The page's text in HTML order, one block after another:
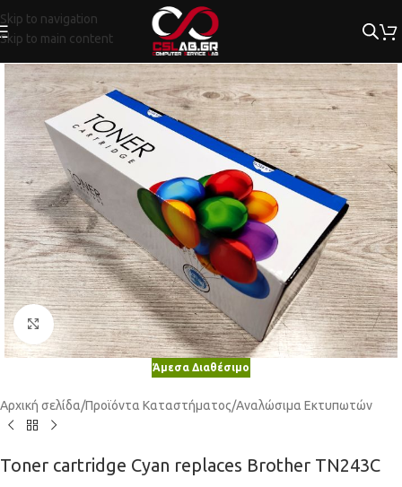
Skip to navigation
Skip to main content
Κλικ για μεγέθυνση
Άμεσα Διαθέσιμο
Αρχική σελίδα/Προϊόντα Καταστήματος/Αναλώσιμα Εκτυπωτών
Toner cartridge Cyan replaces Brother TN243C